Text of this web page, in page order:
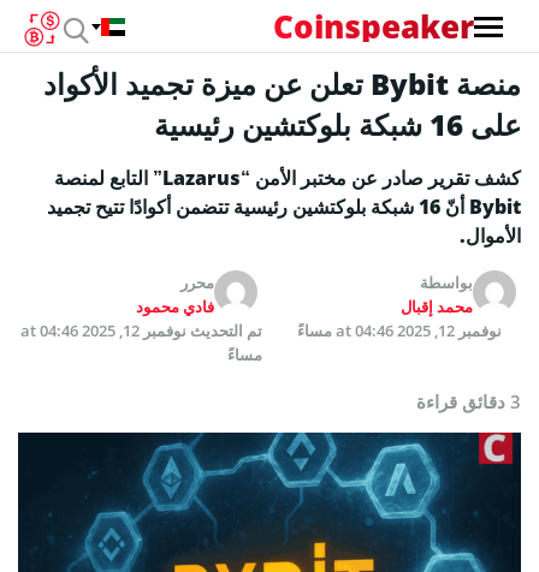
Coinspeaker
منصة Bybit تعلن عن ميزة تجميد الأكواد
على 16 شبكة بلوكتشين رئيسية
كشف تقرير صادر عن مختبر الأمن “Lazarus” التابع لمنصة
Bybit أنّ 16 شبكة بلوكتشين رئيسية تتضمن أكوادًا تتيح تجميد
الأموال.
بواسطة
محمد إقبال
محرر
فادي محمود
نوفمبر 12, 2025 at 04:46 مساءً
تم التحديث
نوفمبر 12, 2025 at 04:46
مساءً
3 دقائق قراءة